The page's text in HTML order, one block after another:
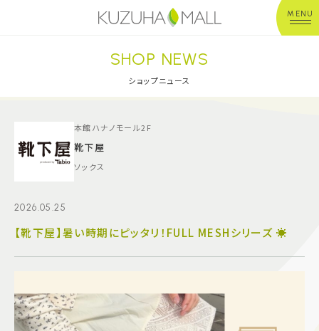
MENU
年中無休平 日：10:00~20:00
※店舗により異なる
ショップガイド
イベント
キッズ＆ベビー
SHOP NEWS
ショップニュース
本館ハナノモール2F
靴下屋
ソックス
2026.05.25
【靴下屋】暑い時期にピッタリ！FULL MESHシリーズ ☀️